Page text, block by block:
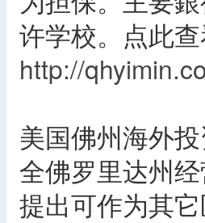
许学校。点此
http://
美国佛州海外
全佛罗里达州
提出可作为其